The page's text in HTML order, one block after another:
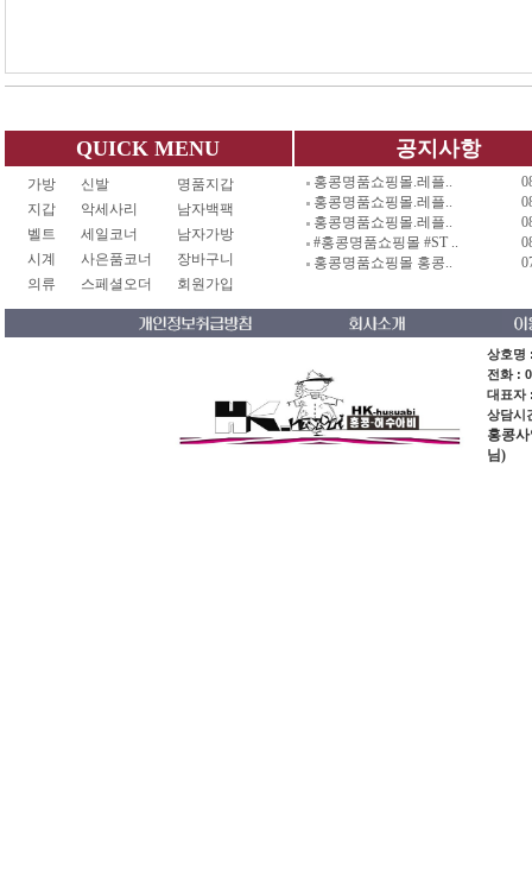
QUICK MENU
가방 신발
명품지갑
지갑
악세사리
남자백팩
벨트
세일코너
남자가방
시계
사은품코너
장바구니
의류
스페셜오더 회원가입
공지사항
홍콩명품쇼핑몰.레플..
홍콩명품쇼핑몰.레플..
홍콩명품쇼핑몰.레플..
#홍콩명품쇼핑몰 #ST ..
홍콩명품쇼핑몰 홍콩..
상호명
전화 :
대표자
상담시
홍콩
님)